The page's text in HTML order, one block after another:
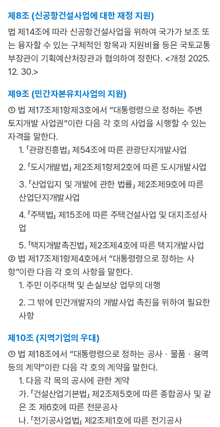
제8조 (신공항건설사업에 대한 재정 지원)
법 제14조에 따라 신공항건설사업을 위하여 국가가 보조 또
는 융자할 수 있는 구체적인 항목과 지원비율 등은 국토교통
부장관이 기획예산처장관과 협의하여 정한다. <개정 2025.
12. 30.>
제9조 (민간자본유치사업의 지원)
① 법 제17조제1항제3호에서 “대통령령으로 정하는 주변
토지개발 사업권”이란 다음 각 호의 사업을 시행할 수 있는
자격을 말한다.
1. 「관광진흥법」 제54조에 따른 관광단지개발사업
2. 「도시개발법」 제2조제1항제2호에 따른 도시개발사업
3. 「산업입지 및 개발에 관한 법률」 제2조제9호에 따른
산업단지개발사업
4. 「주택법」 제15조에 따른 주택건설사업 및 대지조성사
업
5. 「택지개발촉진법」 제2조제4호에 따른 택지개발사업
② 법 제17조제1항제4호에서 “대통령령으로 정하는 사
항”이란 다음 각 호의 사항을 말한다.
1. 주민 이주대책 및 손실보상 업무의 대행
2. 그 밖에 민간개발자의 개발사업 촉진을 위하여 필요한
사항
제10조 (지역기업의 우대)
① 법 제18조에서 “대통령령으로 정하는 공사ㆍ물품ㆍ용역
등의 계약”이란 다음 각 호의 계약을 말한다.
1. 다음 각 목의 공사에 관한 계약
가. 「건설산업기본법」 제2조제5호에 따른 종합공사 및 같
은 조 제6호에 따른 전문공사
나. 「전기공사업법」 제2조제1호에 따른 전기공사